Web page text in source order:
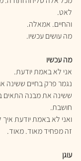
לאט.
והחיים. אמאלה.
מה עושים עכשיו.
מה עכשיו
אני לא באמת יודעת.
נגמר פרק בחיים ששינה
ששינה את מבנה התאים
חושבת.
ואני לא באמת יודעת איך
זה מפחיד מאוד. מאוד.
עוגן